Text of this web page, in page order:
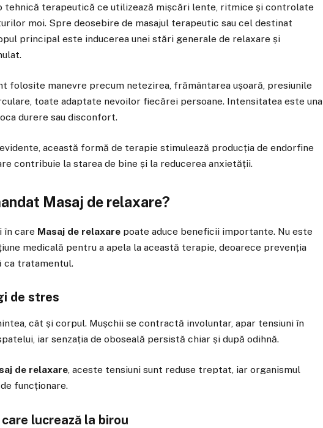
tehnică terapeutică ce utilizează mișcări lente, ritmice și controlate
moi. Spre deosebire de masajul terapeutic sau cel destinat
principal este inducerea unei stări generale de relaxare și
folosite manevre precum netezirea, frământarea ușoară, presiunile
toate adaptate nevoilor fiecărei persoane. Intensitatea este una
durere sau disconfort.
această formă de terapie stimulează producția de endorfine
contribuie la starea de bine și la reducerea anxietății.
Masaj de relaxare?
în care Masaj de relaxare poate aduce beneficii importante. Nu este
medicală pentru a apela la această terapie, deoarece prevenția
ca tratamentul.
de stres
cât și corpul. Mușchii se contractă involuntar, apar tensiuni în
iar senzația de oboseală persistă chiar și după odihnă.
de relaxare, aceste tensiuni sunt reduse treptat, iar organismul
funcționare.
lucrează la birou